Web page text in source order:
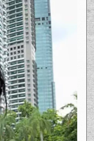
sont les
petits
le vrai levier
mieux